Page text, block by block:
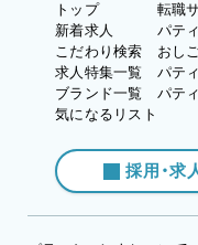
トップ
新着求人
こだわり検索
求人特集一覧
ブランド一覧
気になるリスト
転職
パテ
おし
パテ
パテ
採用・求